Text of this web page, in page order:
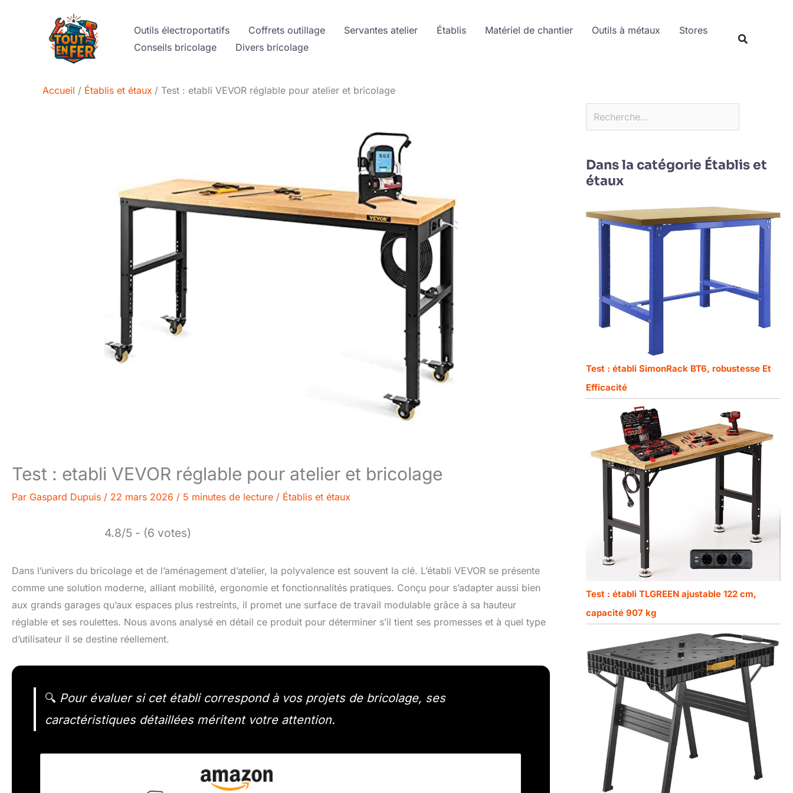
Outils électroportatifs Coffrets outillage Servantes atelier Établis Matériel de chantier Outils à métaux
Stores
Conseils bricolage
Divers bricolage
Accueil Établis et étaux Test : etabli VEVOR réglable pour atelier et bricolage
Test : etabli VEVOR réglable pour atelier et bricolage
Par Gaspard Dupuis / 22 mars 2026 / 5 minutes de lecture / Établis et étaux
4.8/5 - (6 votes)
Dans l’univers du bricolage et de l’aménagement d’atelier, la polyvalence est souvent la clé. L’établi VEVOR se présente
comme une solution moderne, alliant mobilité, ergonomie et fonctionnalités pratiques. Conçu pour s’adapter aussi bien
aux grands garages qu’aux espaces plus restreints, il promet une surface de travail modulable grâce à sa hauteur
réglable et ses roulettes. Nous avons analysé en détail ce produit pour déterminer s’il tient ses promesses et à quel type
d’utilisateur il se destine réellement.
🔍 Pour évaluer si cet établi correspond à vos projets de bricolage, ses
caractéristiques détaillées méritent votre attention.
Dans la catégorie Établis et
étaux
Test : établi SimonRack BT6, robustesse Et
Efficacité
Test : établi TLGREEN ajustable 122 cm,
capacité 907 kg